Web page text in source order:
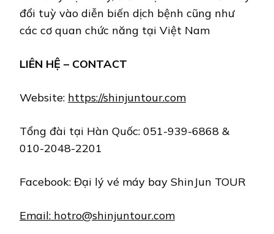
đổi tuỳ vào diễn biến dịch bệnh cũng như
các cơ quan chức năng tại Việt Nam
LIÊN HỆ – CONTACT
Website: https://shinjuntour.com
Tổng đài tại Hàn Quốc: 051-939-6868 &
010-2048-2201
Facebook: Đại lý vé máy bay ShinJun TOUR
Email: hotro@shinjuntour.com